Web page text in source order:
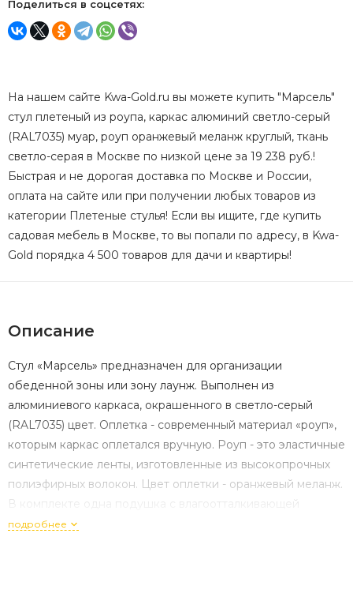
Поделиться в соцсетях:
На нашем сайте Kwa-Gold.ru вы можете купить "Марсель"
стул плетеный из роупа, каркас алюминий светло-серый
(RAL7035) муар, роуп оранжевый меланж круглый, ткань
светло-серая в Москве по низкой цене за 19 238 руб.!
Быстрая и не дорогая доставка по Москве и России,
оплата на сайте или при получении любых товаров из
категории Плетеные стулья! Если вы ищите, где купить
садовая мебель в Москве, то вы попали по адресу, в Kwa-
Gold порядка 4 500 товаров для дачи и квартиры!
Описание
Стул «Марсель» предназначен для организации
обеденной зоны или зону лаунж. Выполнен из
алюминиевого каркаса, окрашенного в светло-серый
(RAL7035) цвет. Оплетка - современный материал «роуп»,
которым каркас оплетался вручную. Роуп - это эластичные
синтетические ленты, изготовленные из высокопрочных
полиэфирных волокон. Цвет оплетки - оранжевый меланж.
В комплекте одна подушка с влагоотталкивающей
пропиткой. Чехол светло-серого цвета съёмный, можно
подробнее